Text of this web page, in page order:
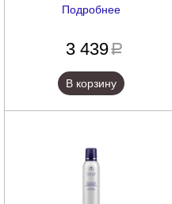
экстра объема с кератиновым
Multiplying Volume Styling Mist,
147 мл
Подробнее
3 439a
В корзину